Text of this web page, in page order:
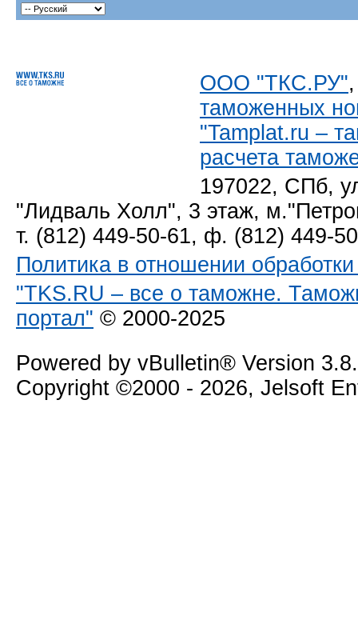
ООО "ТКС.РУ"
таможенных
"Tamplat.ru –
расчета
197022, СПб,
"Лидваль Холл", 3 этаж,
т. (812) 449-50-61, ф. (812) 449-
Политика в отношении
"TKS.RU – все о таможне.
портал" © 2000-2025
Powered by vBulletin® Version
Copyright ©2000 - 2026, Jelsoft